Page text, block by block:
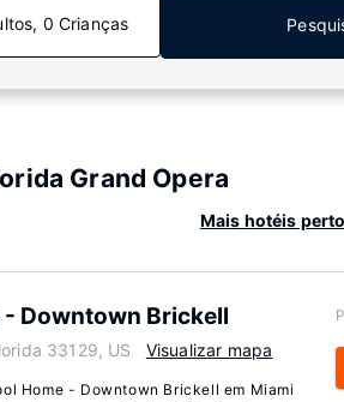
0 Crianças
Grand Opera
Mais hotéis
- Downtown Brickell
33129, US Visualizar mapa
Home - Downtown Brickell em Miami